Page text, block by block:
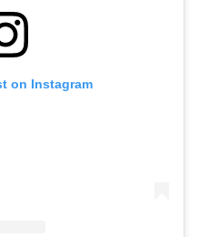
on Instagram